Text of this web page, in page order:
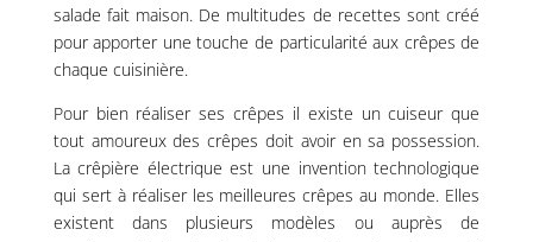
salade fait maison. De multitudes de recettes sont créé
pour apporter une touche de particularité aux crêpes de
chaque cuisinière.
Pour bien réaliser ses crêpes il existe un cuiseur que
tout amoureux des crêpes doit avoir en sa possession.
La crêpière électrique est une invention technologique
qui sert à réaliser les meilleures crêpes au monde. Elles
existent dans plusieurs modèles ou auprès de